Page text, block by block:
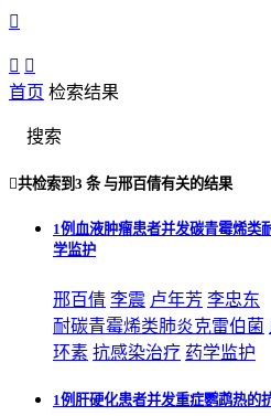

 
首页 检索结果
搜索
共检索到 3 条与邢百倩有关的结果
1例血液肿瘤患者并发碳青霉烯类
学监护
邢百倩 李震 卢年芳 李忠东
耐碳青霉烯类肺炎克雷伯菌
环素 抗感染治疗 药学监护
1例肝硬化患者并发重症鹦鹉热的